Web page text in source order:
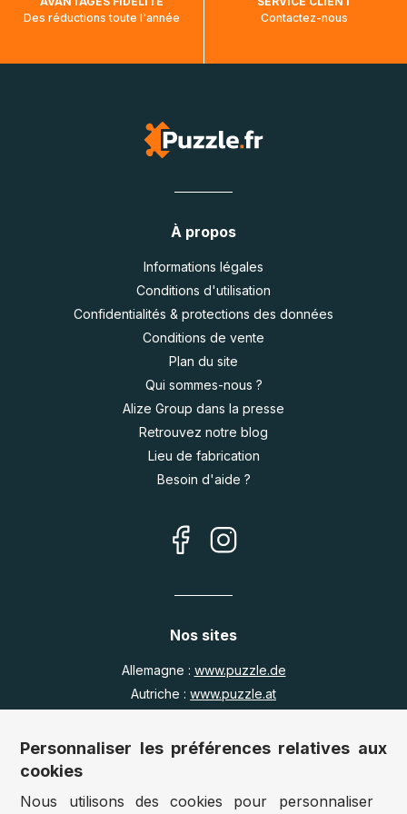
Des réductions toute l'année
Contactez-nous
À propos
Informations légales
Conditions d'utilisation
Confidentialités & protections des données
Conditions de vente
Plan du site
Qui sommes-nous ?
Alize Group dans la presse
Retrouvez notre blog
Lieu de fabrication
Besoin d'aide ?
Nos sites
Allemagne : www.puzzle.de
Autriche : www.puzzle.at
Royaume Uni :
www.jigsawpuzzle.co.uk
Accès revendeurs / détaillants
Personnaliser les préférences relatives aux
cookies
Nous utilisons des cookies pour personnaliser